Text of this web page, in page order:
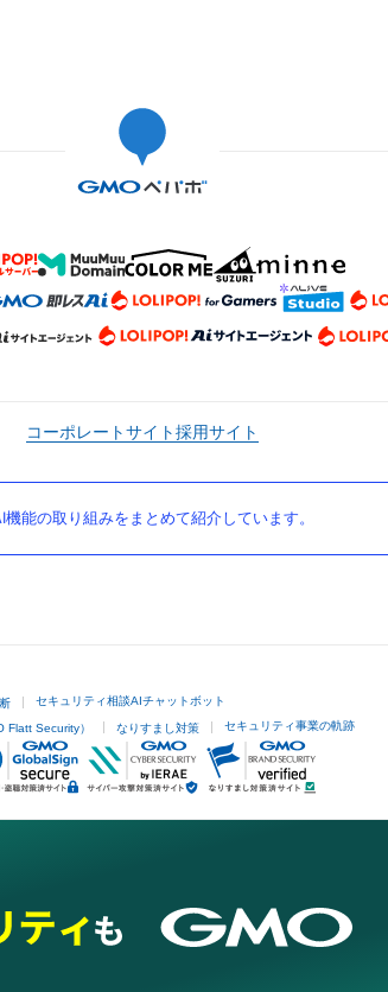
コーポレートサイト採用サイト
能の取り組みをまとめて紹介しています。
セキュリティ相談AIチャットボット
Flatt Security） なりすまし対策 セキュリティ事業の軌跡